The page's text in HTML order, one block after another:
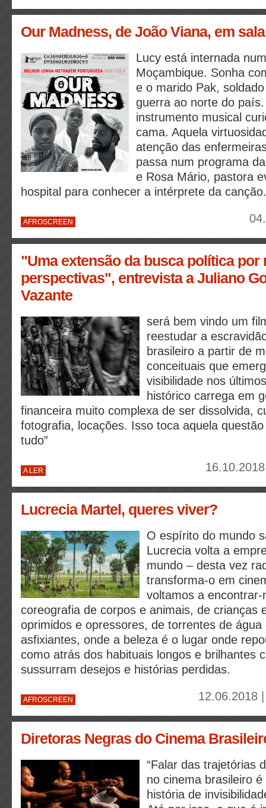
Our Madness, de João Viana, em sala
Lucy está internada
Moçambique. Sonha
e o marido Pak,
guerra ao norte do
instrumento musical
cama. Aquela
atenção das
passa num programa
e Rosa Mário, pastora
hospital para conhecer a intérprete da canção.
AFROSCREEN
"Uma extensão da busca política por
perspectivas", entrevista a Juliano
Vazante
será bem vindo um
reestudar a
brasileiro a partir de
conceituais que
visibilidade nos
histórico carrega em
financeira muito complexa de ser dissolvida,
fotografia, locações. Isso toca aquela
tudo”
A LER
Lucrecia Martel, queres viver?
O espírito do mundo
Lucrecia volta a
mundo – desta vez
transforma-o em
voltamos a
coreografia de corpos e animais, de crianças
oprimidos e opressores, de torrentes de
asfixiantes, onde a beleza é o lugar onde
como atrás dos habituais longos e brilhantes
sussurram desejos e histórias perdidas.
AFROSCREEN 12.06.2018
Diretoras Negras do Cinema
“Falar das trajetórias
no cinema brasileiro
história de